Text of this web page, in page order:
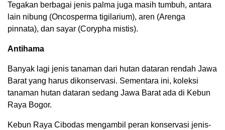
Tegakan berbagai jenis palma juga masih tumbuh, antara
lain nibung (Oncosperma tigilarium), aren (Arenga
pinnata), dan sayar (Corypha mistis).
Antihama
Banyak lagi jenis tanaman dari hutan dataran rendah Jawa
Barat yang harus dikonservasi. Sementara ini, koleksi
tanaman hutan dataran sedang Jawa Barat ada di Kebun
Raya Bogor.
Kebun Raya Cibodas mengambil peran konservasi jenis-